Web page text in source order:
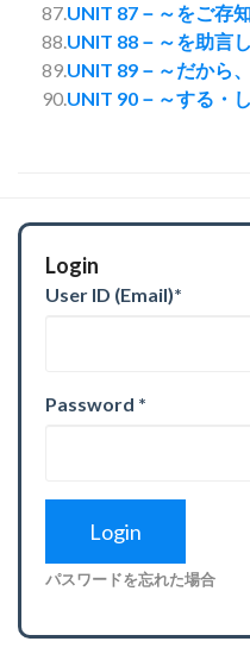
87.UNIT 87－～をご存
88.UNIT 88－～を助言
89.UNIT 89－～だから
90.UNIT 90－～する・
Login
User ID (Email)*
Password *
パスワードを忘れた場合